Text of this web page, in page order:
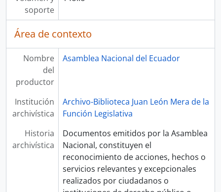
soporte
Área de contexto
Nombre
del
productor
Asamblea Nacional del Ecuador
Institución
archivística
Archivo-Biblioteca Juan León Mera de la
Función Legislativa
Historia
archivística
Documentos emitidos por la Asamblea
Nacional, constituyen el
reconocimiento de acciones, hechos o
servicios relevantes y excepcionales
realizados por ciudadanos o